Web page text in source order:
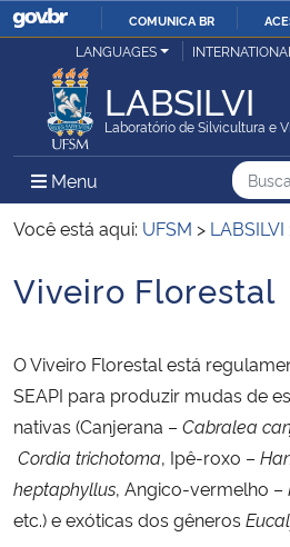
IR
O
COMUNICA BR
Ministério da Justiça e Segurança Pública
Ministério da Defesa
Ministério das Relações Exteriores
Ministério da Economia
Ministério da Agricultura, Pecuária e
Ministério da Educação
Ministério da Cidadania
LANGUAGES INTERNATIONAL
LABSILVI
Laboratório de Silvicultura e
Menu Menu Principal do Sítio
Busca:
Você está aqui: UFSM > LABSILVI
Início do conteúdo
Viveiro Florestal
O Viveiro Florestal está
SEAPI para produzir mudas de
nativas (Canjerana – Cabralea
Cordia trichotoma, Ipê-roxo –
heptaphyllus, Angico-vermelho –
etc.) e exóticas dos gêneros